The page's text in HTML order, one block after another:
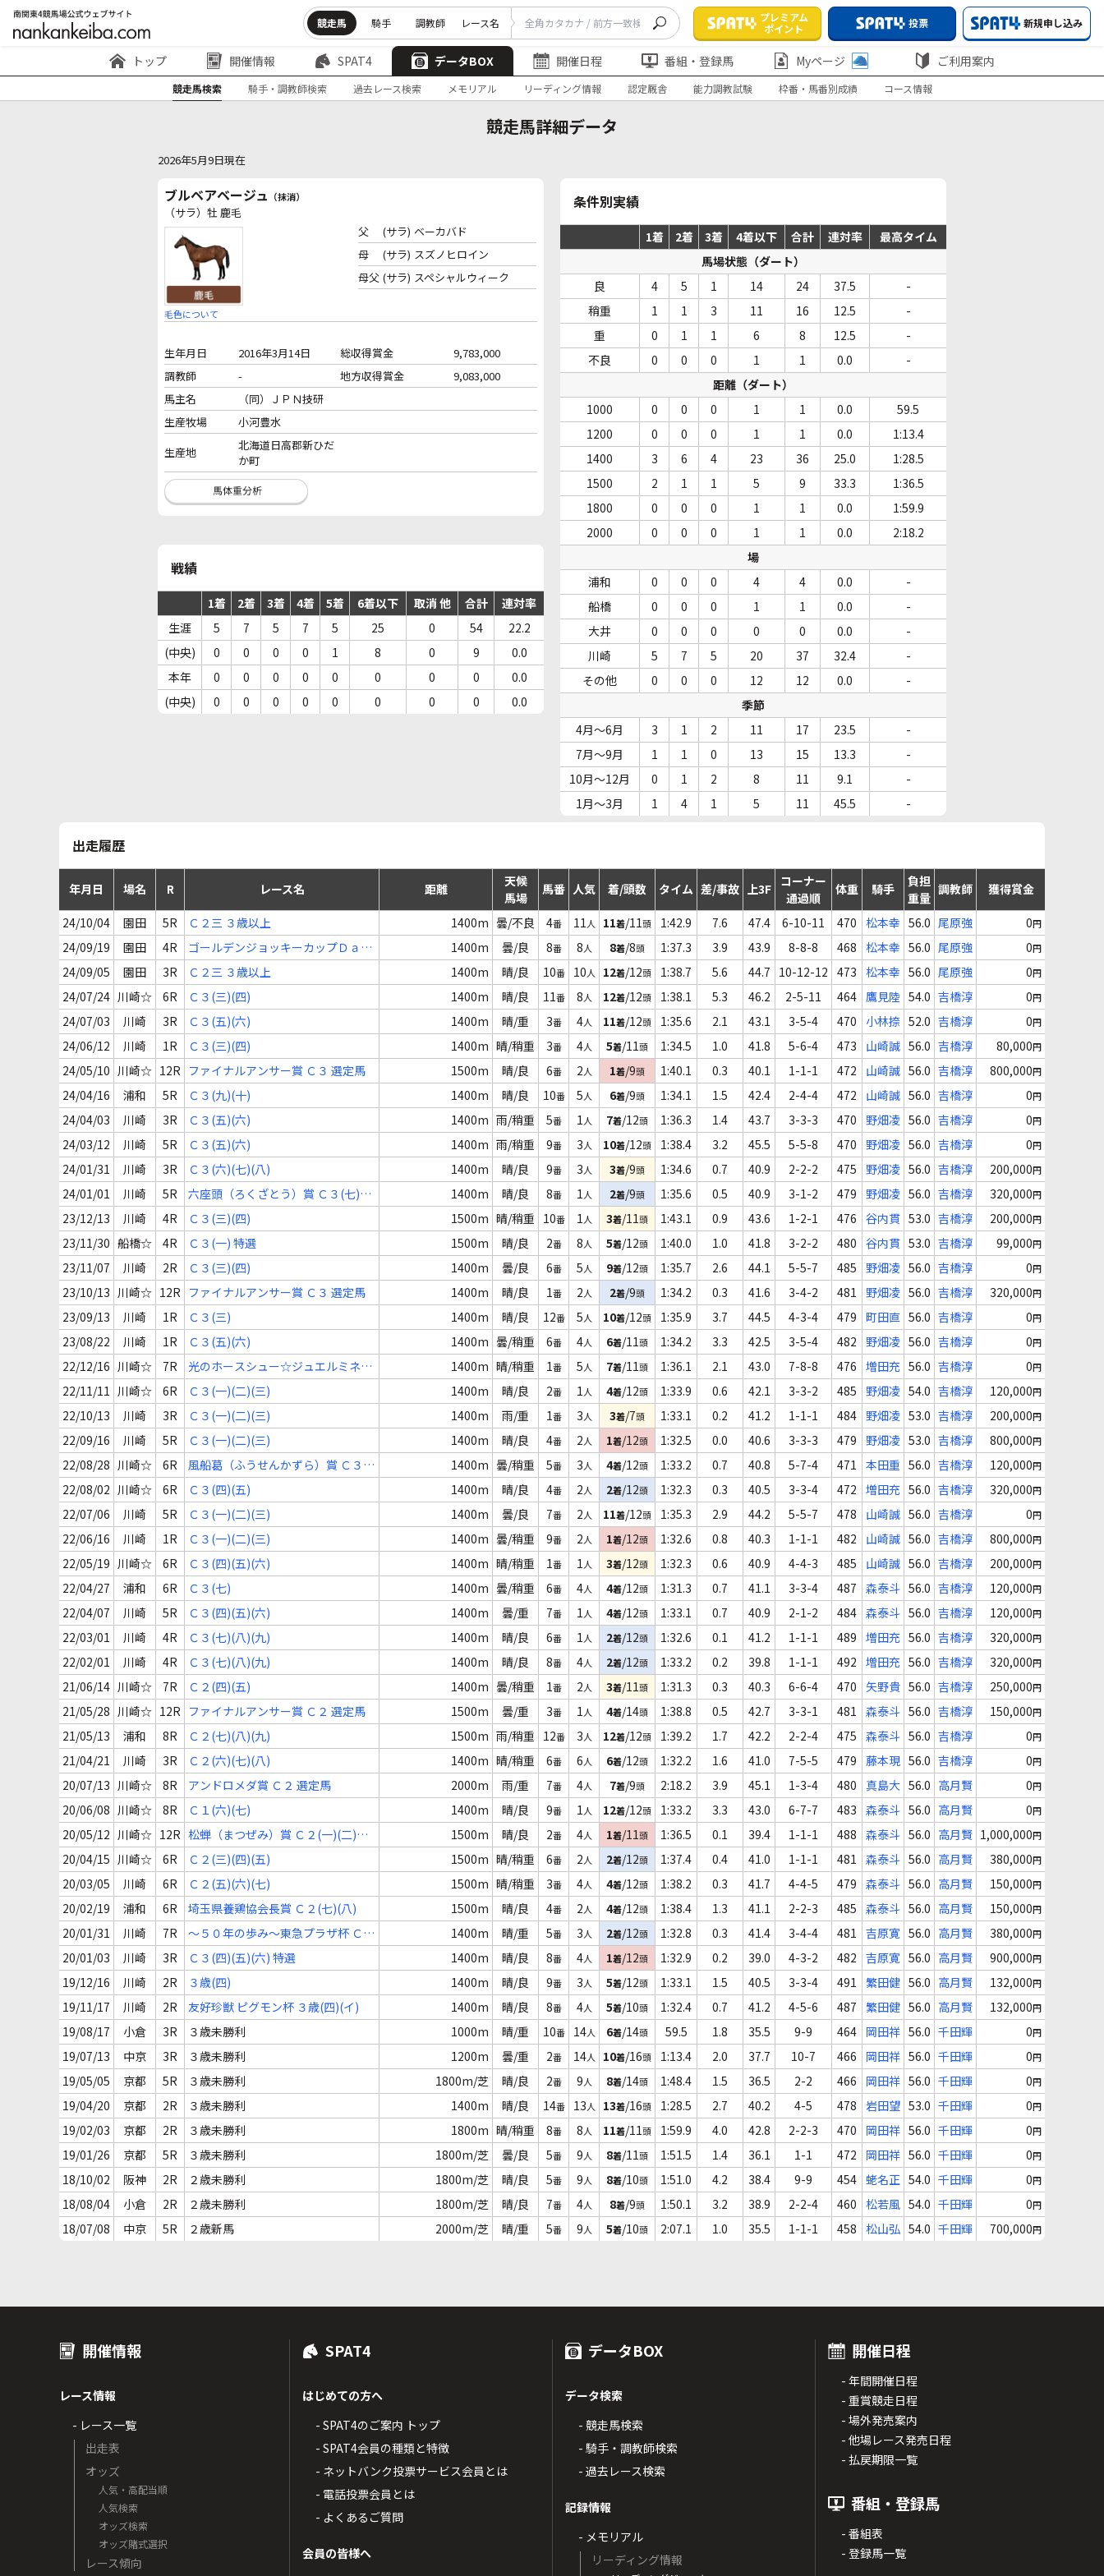
競走馬 騎手 調教師 レース名
プレミアム
ポイント
投票 新規申し込み
トップ 開催情報 SPAT4 データBOX 開催日程 番組・登録馬 Myページ ご利用案内
競走馬検索 騎手・調教師検索 過去レース検索 メモリアル リーディング情報 認定厩舎 能力調教試験 枠番・馬番別成績 コース情報
競走馬詳細データ
2026年5月9日現在
ブルベアベージュ （抹消）
（サラ）牡 鹿毛
毛色について
父 (サラ) ベーカバド
母
(サラ) スズノヒロイン
母父 (サラ) スペシャルウィーク
生年月日 2016年3月14日 総収得賞金
9,783,000
調教師
- 地方収得賞金
9,083,000
馬主名
（同）ＪＰＮ技研
生産牧場
小河豊水
生産地
北海道日高郡新ひだ
か町
戦績
1着 2着 3着 4着 5着 6着以下 取消 他 合計
連対率
生涯
5 7 5 7 5 25 0 54
22.2
(中央)
0 0 0 0 1 8 0 9
0.0
本年
0 0 0 0 0 0 0 0
0.0
(中央)
0 0 0 0 0 0 0 0 0.0
条件別実績
1着 2着 3着 4着以下 合計 連対率
最高タイム
馬場状態（ダート）
良
4 5 1 14 24 37.5
-
稍重
1 1 3 11 16 12.5
-
重
0 1 1 6 8 12.5
-
不良
0 0 0 1 1 0.0
-
距離（ダート）
1000
0 0 0 1 1 0.0
59.5
1200
0 0 0 1 1 0.0
1:13.4
1400
3 6 4 23 36 25.0
1:28.5
1500
2 1 1 5 9 33.3
1:36.5
1800
0 0 0 1 1 0.0
1:59.9
2000
0 0 0 1 1 0.0
2:18.2
場
浦和
0 0 0 4 4 0.0
-
船橋
0 0 0 1 1 0.0
-
大井
0 0 0 0 0 0.0
-
川崎
5 7 5 20 37 32.4
-
その他
0 0 0 12 12 0.0
-
季節
4月～6月
3 1 2 11 17 23.5
-
7月～9月
1 1 0 13 15 13.3
-
10月～12月
0 1 2 8 11 9.1
-
1月～3月
1 4 1 5 11 45.5 -
出走履歴
年月日 場名 R レース名 距離
天候
馬場
馬番 人気 着/頭数 タイム 差/事故 上3F コーナー
通過順
体重 騎手
負担
重量
調教師 獲得賞金
24/10/04 園田 5R Ｃ２三 ３歳以上 1400m 曇/不良 4番 11人 11着/11頭 1:42.9 7.6 47.4 6-10-11 470 松本幸 56.0 尾原強 0円
24/09/19 園田 4R
ゴールデンジョッキーカップＤａｙ
７ハロンＣ２三 ３歳以上
1400m 曇/良 8番 8人 8着/8頭 1:37.3 3.9 43.9 8-8-8 468 松本幸 56.0 尾原強 0円
24/09/05 園田 3R Ｃ２三 ３歳以上 1400m 晴/良 10番 10人 12着/12頭 1:38.7 5.6 44.7 10-12-12 473 松本幸 56.0 尾原強 0円
24/07/24 川崎☆ 6R Ｃ３(三)(四) 1400m 晴/良 11番 8人 12着/12頭 1:38.1 5.3 46.2 2-5-11 464 鷹見陸 54.0 吉橋淳 0円
24/07/03 川崎 3R Ｃ３(五)(六) 1400m 晴/重 3番 4人 11着/12頭 1:35.6 2.1 43.1 3-5-4 470 小林捺 52.0 吉橋淳 0円
24/06/12 川崎 1R Ｃ３(三)(四) 1400m 晴/稍重 3番 4人 5着/11頭 1:34.5 1.0 41.8 5-6-4 473 山崎誠 56.0 吉橋淳 80,000円
24/05/10 川崎☆ 12R ファイナルアンサー賞 Ｃ３ 選定馬 1500m 晴/良 6番 2人 1着/9頭 1:40.1 0.3 40.1 1-1-1 472 山崎誠 56.0 吉橋淳 800,000円
24/04/16 浦和 5R Ｃ３(九)(十) 1400m 晴/良 10番 5人 6着/9頭 1:34.1 1.5 42.4 2-4-4 472 山崎誠 56.0 吉橋淳 0円
24/04/03 川崎 3R Ｃ３(五)(六) 1400m 雨/稍重 5番 1人 7着/12頭 1:36.3 1.4 43.7 3-3-3 470 野畑凌 56.0 吉橋淳 0円
24/03/12 川崎 5R Ｃ３(五)(六) 1400m 雨/稍重 9番 3人 10着/12頭 1:38.4 3.2 45.5 5-5-8 470 野畑凌 56.0 吉橋淳 0円
24/01/31 川崎 3R Ｃ３(六)(七)(八) 1400m 晴/良 9番 3人 3着/9頭 1:34.6 0.7 40.9 2-2-2 475 野畑凌 56.0 吉橋淳 200,000円
24/01/01 川崎 5R
六座頭（ろくざとう）賞 Ｃ３(七)
(八)
1400m 晴/良 8番 1人 2着/9頭 1:35.6 0.5 40.9 3-1-2 479 野畑凌 56.0 吉橋淳 320,000円
23/12/13 川崎 4R Ｃ３(三)(四) 1500m 晴/稍重 10番 1人 3着/11頭 1:43.1 0.9 43.6 1-2-1 476 谷内貫 53.0 吉橋淳 200,000円
23/11/30 船橋☆ 4R Ｃ３(一) 特選 1500m 晴/良 2番 8人 5着/12頭 1:40.0 1.0 41.8 3-2-2 480 谷内貫 53.0 吉橋淳 99,000円
23/11/07 川崎 2R Ｃ３(三)(四) 1400m 曇/良 6番 5人 9着/12頭 1:35.7 2.6 44.1 5-5-7 485 野畑凌 56.0 吉橋淳 0円
23/10/13 川崎☆ 12R ファイナルアンサー賞 Ｃ３ 選定馬 1400m 晴/良 1番 2人 2着/9頭 1:34.2 0.3 41.6 3-4-2 481 野畑凌 56.0 吉橋淳 320,000円
23/09/13 川崎 1R Ｃ３(三) 1400m 晴/良 12番 5人 10着/12頭 1:35.9 3.7 44.5 4-3-4 479 町田直 56.0 吉橋淳 0円
23/08/22 川崎 1R Ｃ３(五)(六) 1400m 曇/稍重 6番 4人 6着/11頭 1:34.2 3.3 42.5 3-5-4 482 野畑凌 56.0 吉橋淳 0円
22/12/16 川崎☆ 7R
光のホースシュー☆ジュエルミネー
ション Ｃ２(七)(八)(九)
1400m 晴/稍重 1番 5人 7着/11頭 1:36.1 2.1 43.0 7-8-8 476 増田充 56.0 吉橋淳 0円
22/11/11 川崎☆ 6R Ｃ３(一)(二)(三) 1400m 晴/良 2番 1人 4着/12頭 1:33.9 0.6 42.1 3-3-2 485 野畑凌 54.0 吉橋淳 120,000円
22/10/13 川崎 3R Ｃ３(一)(二)(三) 1400m 雨/重 1番 3人 3着/7頭 1:33.1 0.2 41.2 1-1-1 484 野畑凌 53.0 吉橋淳 200,000円
22/09/16 川崎 5R Ｃ３(一)(二)(三) 1400m 晴/良 4番 2人 1着/12頭 1:32.5 0.0 40.6 3-3-3 479 野畑凌 53.0 吉橋淳 800,000円
22/08/28 川崎☆ 6R
風船葛（ふうせんかずら）賞 Ｃ３
(一)(二)(三)
1400m 曇/稍重 5番 3人 4着/12頭 1:33.2 0.7 40.8 5-7-4 471 本田重 56.0 吉橋淳 120,000円
22/08/02 川崎☆ 6R Ｃ３(四)(五) 1400m 晴/良 4番 2人 2着/12頭 1:32.3 0.3 40.5 3-3-4 472 増田充 56.0 吉橋淳 320,000円
22/07/06 川崎 5R Ｃ３(一)(二)(三) 1400m 曇/良 7番 2人 11着/12頭 1:35.3 2.9 44.2 5-5-7 478 山崎誠 56.0 吉橋淳 0円
22/06/16 川崎 1R Ｃ３(一)(二)(三) 1400m 曇/稍重 9番 2人 1着/12頭 1:32.6 0.8 40.3 1-1-1 482 山崎誠 56.0 吉橋淳 800,000円
22/05/19 川崎☆ 6R Ｃ３(四)(五)(六) 1400m 晴/稍重 1番 1人 3着/12頭 1:32.3 0.6 40.9 4-4-3 485 山崎誠 56.0 吉橋淳 200,000円
22/04/27 浦和 6R Ｃ３(七) 1400m 曇/稍重 6番 4人 4着/12頭 1:31.3 0.7 41.1 3-3-4 487 森泰斗 56.0 吉橋淳 120,000円
22/04/07 川崎 5R Ｃ３(四)(五)(六) 1400m 曇/重 7番 1人 4着/12頭 1:33.1 0.7 40.9 2-1-2 484 森泰斗 56.0 吉橋淳 120,000円
22/03/01 川崎 4R Ｃ３(七)(八)(九) 1400m 晴/良 6番 1人 2着/12頭 1:32.6 0.1 41.2 1-1-1 489 増田充 56.0 吉橋淳 320,000円
22/02/01 川崎 4R Ｃ３(七)(八)(九) 1400m 晴/良 8番 4人 2着/12頭 1:33.2 0.2 39.8 1-1-1 492 増田充 56.0 吉橋淳 320,000円
21/06/14 川崎☆ 7R Ｃ２(四)(五) 1400m 曇/稍重 1番 2人 3着/11頭 1:31.3 0.3 40.3 6-6-4 470 矢野貴 56.0 吉橋淳 250,000円
21/05/28 川崎☆ 12R ファイナルアンサー賞 Ｃ２ 選定馬 1500m 曇/重 3番 1人 4着/14頭 1:38.8 0.5 42.7 3-3-1 481 森泰斗 56.0 吉橋淳 150,000円
21/05/13 浦和 8R Ｃ２(七)(八)(九) 1500m 雨/稍重 12番 3人 12着/12頭 1:39.2 1.7 42.2 2-2-4 475 森泰斗 56.0 吉橋淳 0円
21/04/21 川崎 3R Ｃ２(六)(七)(八) 1400m 晴/稍重 6番 6人 6着/12頭 1:32.2 1.6 41.0 7-5-5 479 藤本現 56.0 吉橋淳 0円
20/07/13 川崎☆ 8R アンドロメダ賞 Ｃ２ 選定馬 2000m 雨/重 7番 4人 7着/9頭 2:18.2 3.9 45.1 1-3-4 480 真島大 56.0 高月賢 0円
20/06/08 川崎☆ 8R Ｃ１(六)(七) 1400m 晴/良 9番 1人 12着/12頭 1:33.2 3.3 43.0 6-7-7 483 森泰斗 56.0 高月賢 0円
20/05/12 川崎☆ 12R 松蝉（まつぜみ）賞 Ｃ２(一)(二)
(三)
1500m 晴/良 2番 4人 1着/11頭 1:36.5 0.1 39.4 1-1-1 488 森泰斗 56.0 高月賢 1,000,000円
20/04/15 川崎☆ 6R Ｃ２(三)(四)(五) 1500m 晴/稍重 6番 2人 2着/12頭 1:37.4 0.4 41.0 1-1-1 481 森泰斗 56.0 高月賢 380,000円
20/03/05 川崎 6R Ｃ２(五)(六)(七) 1500m 晴/稍重 3番 4人 4着/12頭 1:38.2 0.3 41.7 4-4-5 479 森泰斗 56.0 高月賢 150,000円
20/02/19 浦和 6R 埼玉県養鶏協会長賞 Ｃ２(七)(八) 1500m 晴/良 4番 2人 4着/12頭 1:38.4 1.3 41.1 2-2-3 485 森泰斗 56.0 高月賢 150,000円
20/01/31 川崎 7R
～５０年の歩み～東急プラザ杯 Ｃ２
(七)(八)(九)
1400m 晴/重 5番 3人 2着/12頭 1:32.8 0.3 41.4 3-4-4 481 吉原寛 56.0 高月賢 380,000円
20/01/03 川崎 3R Ｃ３(四)(五)(六) 特選 1400m 晴/良 8番 4人 1着/12頭 1:32.9 0.2 39.0 4-3-2 482 吉原寛 56.0 高月賢 900,000円
19/12/16 川崎 2R ３歳(四) 1400m 晴/良 9番 3人 5着/12頭 1:33.1 1.5 40.5 3-3-4 491 繁田健 56.0 高月賢 132,000円
19/11/17 川崎 2R 友好珍獣 ピグモン杯 ３歳(四)(イ) 1400m 晴/良 8番 4人 5着/10頭 1:32.4 0.7 41.2 4-5-6 487 繁田健 56.0 高月賢 132,000円
19/08/17 小倉 3R ３歳未勝利 1000m 晴/重 10番 14人 6着/14頭 59.5 1.8 35.5 9-9 464 岡田祥 56.0 千田輝 0円
19/07/13 中京 3R ３歳未勝利 1200m 曇/重 2番 14人 10着/16頭 1:13.4 2.0 37.7 10-7 466 岡田祥 56.0 千田輝 0円
19/05/05 京都 5R ３歳未勝利 1800m/芝 晴/良 2番 9人 8着/14頭 1:48.4 1.5 36.5 2-2 466 岡田祥 56.0 千田輝 0円
19/04/20 京都 2R ３歳未勝利 1400m 晴/良 14番 13人 13着/16頭 1:28.5 2.7 40.2 4-5 478 岩田望 53.0 千田輝 0円
19/02/03 京都 2R ３歳未勝利 1800m 晴/稍重 8番 8人 11着/11頭 1:59.9 4.0 42.8 2-2-3 470 岡田祥 56.0 千田輝 0円
19/01/26 京都 5R ３歳未勝利 1800m/芝 曇/良 5番 9人 8着/11頭 1:51.5 1.4 36.1 1-1 472 岡田祥 56.0 千田輝 0円
18/10/02 阪神 2R ２歳未勝利 1800m/芝 晴/良 5番 9人 8着/10頭 1:51.0 4.2 38.4 9-9 454 蛯名正 54.0 千田輝 0円
18/08/04 小倉 2R ２歳未勝利 1800m/芝 晴/良 7番 4人 8着/9頭 1:50.1 3.2 38.9 2-2-4 460 松若風 54.0 千田輝 0円
18/07/08 中京 5R ２歳新馬 2000m/芝 晴/重 5番 9人 5着/10頭 2:07.1 1.0 35.5 1-1-1 458 松山弘 54.0 千田輝 700,000円
開催情報
レース情報
- レース一覧
出走表
オッズ
人気・高配当順
人気検索
オッズ検索
オッズ賭式選択
レース傾向
SPAT4
はじめての方へ
- SPAT4のご案内 トップ
- SPAT4会員の種類と特徴
- ネットバンク投票サービス会員とは
- 電話投票会員とは
- よくあるご質問
会員の皆様へ
データBOX
データ検索
- 競走馬検索
- 騎手・調教師検索
- 過去レース検索
記録情報
- メモリアル
リーディング情報
開催日程
- 年間開催日程
- 重賞競走日程
- 場外発売案内
- 他場レース発売日程
- 払戻期限一覧
番組・登録馬
- 番組表
- 登録馬一覧